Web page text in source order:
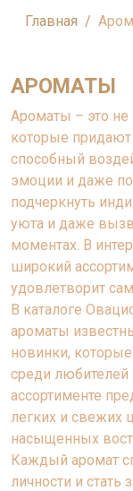
Главная
АРОМАТЫ
Ароматы – это не
которые
способный
эмоции и даже
подчеркнуть
уюта и даже
моментах. В
широкий
удовлетворит
В каталоге
ароматы
новинки,
среди
ассортименте
легких и свежих
насыщенных
Каждый аромат
личности и